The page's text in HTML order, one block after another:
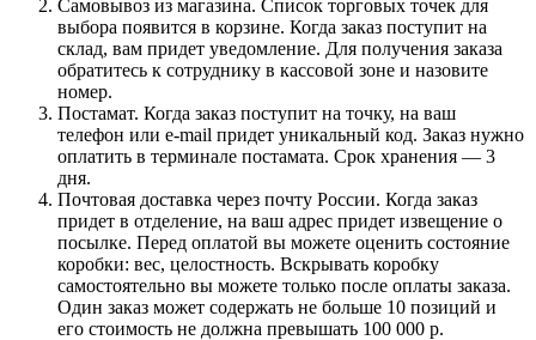
Самовывоз из магазина. Список торговых точек для
выбора появится в корзине. Когда заказ поступит на
склад, вам придет уведомление. Для получения заказа
обратитесь к сотруднику в кассовой зоне и назовите
номер.
Постамат. Когда заказ поступит на точку, на ваш
телефон или e-mail придет уникальный код. Заказ нужно
оплатить в терминале постамата. Срок хранения — 3
дня.
Почтовая доставка через почту России. Когда заказ
придет в отделение, на ваш адрес придет извещение о
посылке. Перед оплатой вы можете оценить состояние
коробки: вес, целостность. Вскрывать коробку
самостоятельно вы можете только после оплаты заказа.
Один заказ может содержать не больше 10 позиций и
его стоимость не должна превышать 100 000 р.